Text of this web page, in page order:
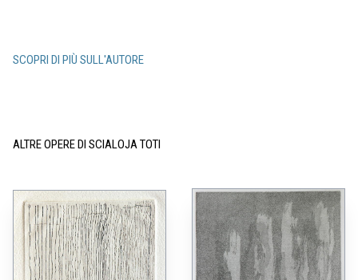
SCOPRI DI PIÙ SULL'AUTORE
ALTRE OPERE DI SCIALOJA TOTI